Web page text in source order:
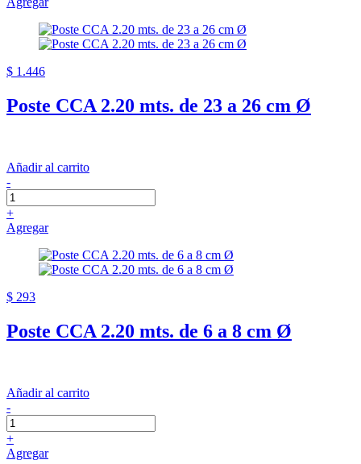
$ 1.446
Poste CCA 2.20 mts. de 23 a 26 cm Ø
Añadir al carrito
-
+
Agregar
$ 293
Poste CCA 2.20 mts. de 6 a 8 cm Ø
Añadir al carrito
-
+
Agregar